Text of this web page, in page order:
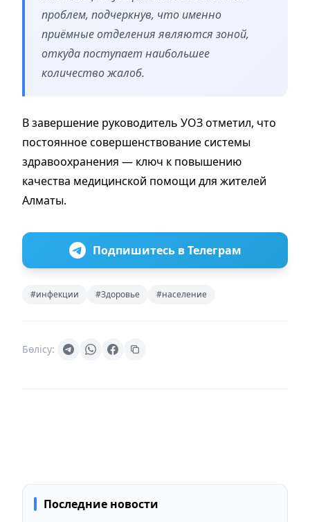
проблем, подчеркнув, что именно
приёмные отделения являются зоной,
откуда поступает наибольшее
количество жалоб.
В завершение руководитель УОЗ отметил, что
постоянное совершенствование системы
здравоохранения — ключ к повышению
качества медицинской помощи для жителей
Алматы.
Подпишитесь в Телеграм
#инфекции #Здоровье #население
Бөлісу:
Последние новости